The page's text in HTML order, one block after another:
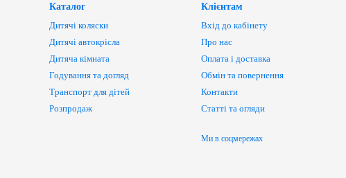
Каталог
Дитячі коляски
Дитячі автокрісла
Дитяча кімната
Годування та догляд
Транспорт для дітей
Розпродаж
Клієнтам
Вхід до кабінету
Про нас
Оплата і доставка
Обмін та повернення
Контакти
Статті та огляди
Ми в соцмережах